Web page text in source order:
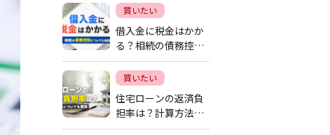
買いたい
借入金に税金はかか
る？相続の債務控除
についても解説
買いたい
住宅ローンの返済負
担率は？計算方法に
ついても解説